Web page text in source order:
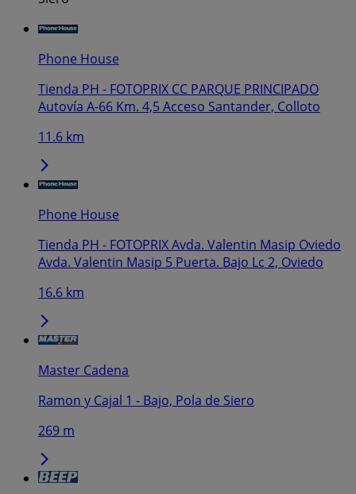
Phone House
Tienda PH - FOTOPRIX CC PARQUE PRINCIPADO
Autovía A-66 Km. 4,5 Acceso Santander, Colloto
11.6 km
Phone House
Tienda PH - FOTOPRIX Avda. Valentin Masip Oviedo
Avda. Valentin Masip 5 Puerta. Bajo Lc 2, Oviedo
16.6 km
Master Cadena
Ramon y Cajal 1 - Bajo, Pola de Siero
269 m